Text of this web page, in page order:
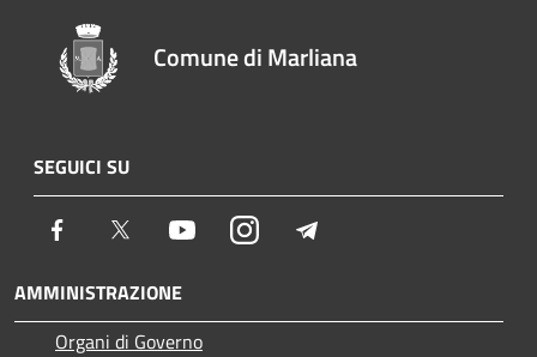
Comune di Marliana
SEGUICI SU
Facebook Twitter YoutubeInstagram
AMMINISTRAZIONE
Organi di Governo